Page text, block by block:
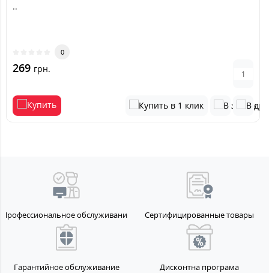
..
0
269 грн.
Профессиональное обслуживание Сертифицированные товары
Гарантийное обслуживание Дисконтна програма